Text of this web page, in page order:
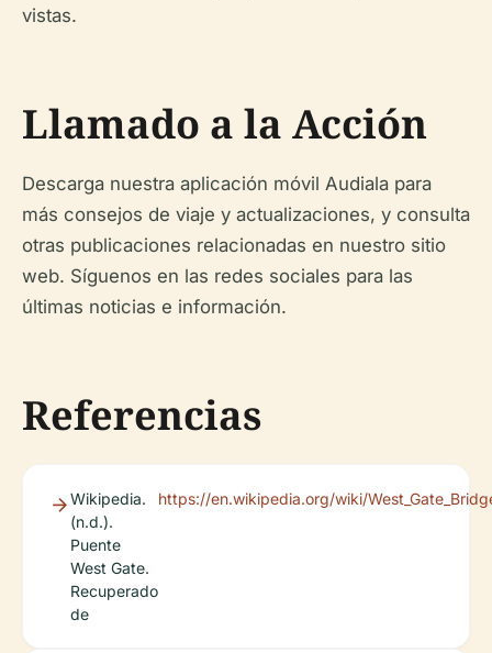
vistas.
Llamado a la Acción
Descarga nuestra aplicación móvil Audiala para
más consejos de viaje y actualizaciones, y consulta
otras publicaciones relacionadas en nuestro sitio
web. Síguenos en las redes sociales para las
últimas noticias e información.
Referencias
Wikipedia.
(n.d.).
Puente
West Gate.
Recuperado
de
https://en.wikipedia.org/wiki/